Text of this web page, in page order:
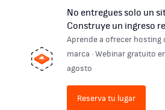
No entregues solo un
Construye un ingreso
Aprende a ofrecer hosting
marca · Webinar gratuito
agosto
Reserva tu lugar